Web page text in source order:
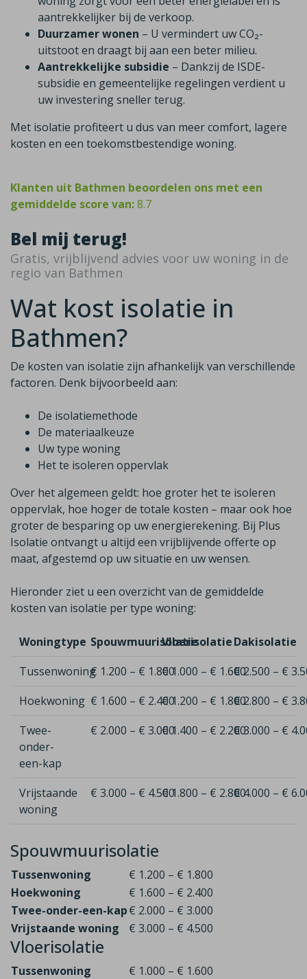
aantrekkelijker bij de verkoop.
Duurzamer wonen – U vermindert uw CO₂-
uitstoot en draagt bij aan een beter milieu.
Aantrekkelijke subsidie – Dankzij de ISDE-
subsidie en gemeentelijke regelingen verdient u
uw investering sneller terug.
Met isolatie profiteert u dus van meer comfort, lagere
kosten en een toekomstbestendige woning.
Klanten uit Bathmen beoordelen ons met een
gemiddelde score van:8.7
Bel mij terug!
Gratis, vrijblijvend advies voor uw woning in de
regio van Bathmen
Wat kost isolatie in
Bathmen?
De kosten van isolatie zijn afhankelijk van verschillende
factoren. Denk bijvoorbeeld aan:
De isolatiemethode
De materiaalkeuze
Uw type woning
Het te isoleren oppervlak
Over het algemeen geldt: hoe groter het te isoleren
oppervlak, hoe hoger de totale kosten – maar ook hoe
groter de besparing op uw energierekening. Bij Plus
Isolatie ontvangt u altijd een vrijblijvende offerte op
maat, afgestemd op uw situatie en uw wensen.
Hieronder ziet u een overzicht van de gemiddelde
kosten van isolatie per type woning:
Woningtype SpouwmuurisolatieVloerisolatieDakisolatie
Tussenwoning€ 1.200 – € 1.800€ 1.000 – € 1.600€ 2.500 – €
Hoekwoning € 1.600 – € 2.400€ 1.200 – € 1.800€ 2.800 – €
Twee-
onder-
een-kap
€ 2.000 – € 3.000€ 1.400 – € 2.200€ 3.000 – €
Vrijstaande
woning
€ 3.000 – € 4.500€ 1.800 – € 2.800€ 4.000 – €
Spouwmuurisolatie
Tussenwoning
€ 1.200 – € 1.800
Hoekwoning
€ 1.600 – € 2.400
Twee-onder-een-kap€ 2.000 – € 3.000
Vrijstaande woning
€ 3.000 – € 4.500
Vloerisolatie
Tussenwoning
€ 1.000 – € 1.600